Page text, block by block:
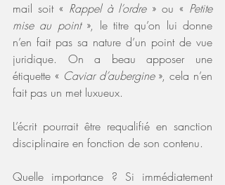
mail soit « Rappel à l’ordre » ou « Petite
mise au point », le titre qu’on lui donne
n’en fait pas sa nature d’un point de vue
juridique. On a beau apposer une
étiquette « Caviar d’aubergine », cela n’en
fait pas un met luxueux.
L’écrit pourrait être requalifié en sanction
disciplinaire en fonction de son contenu.
Quelle importance ? Si immédiatement